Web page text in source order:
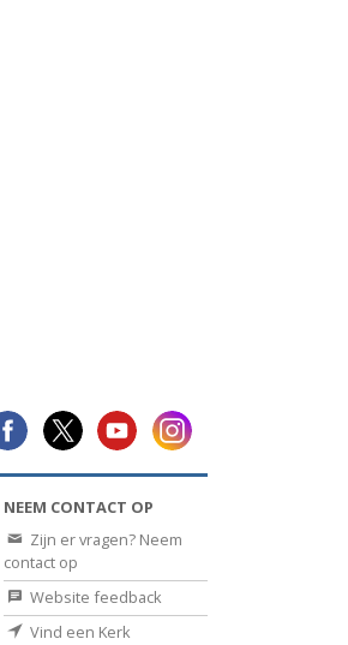
NEEM CONTACT OP
Zijn er vragen? Neem
contact op
Website feedback
Vind een Kerk